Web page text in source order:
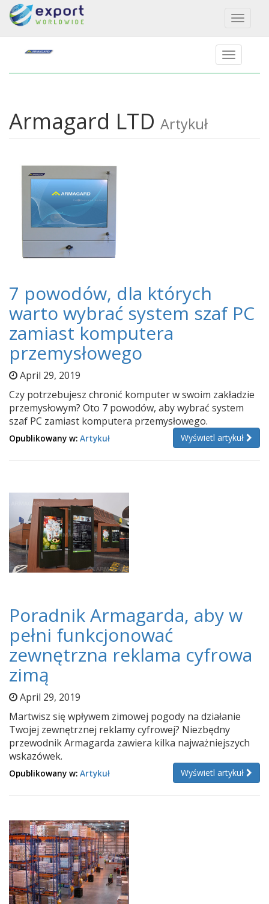
Toggle
Armagard LTD Artykuł
7 powodów, dla których
warto wybrać system szaf PC
zamiast komputera
przemysłowego
April 29, 2019
Czy potrzebujesz chronić komputer w swoim zakładzie
przemysłowym? Oto 7 powodów, aby wybrać system
szaf PC zamiast komputera przemysłowego.
Wyświetl artykuł
Opublikowany w: Artykuł
Poradnik Armagarda, aby w
pełni funkcjonować
zewnętrzna reklama cyfrowa
zimą
April 29, 2019
Martwisz się wpływem zimowej pogody na działanie
Twojej zewnętrznej reklamy cyfrowej? Niezbędny
przewodnik Armagarda zawiera kilka najważniejszych
wskazówek.
Wyświetl artykuł
Opublikowany w: Artykuł